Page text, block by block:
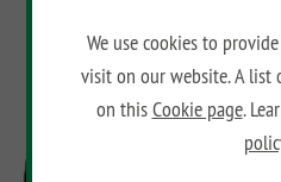
We use cookies to
visit on our website. A list
on thisCookie page.